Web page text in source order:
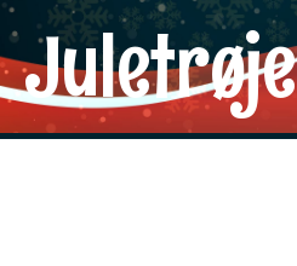
Juletrøje